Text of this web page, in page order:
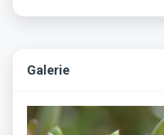
Galerie